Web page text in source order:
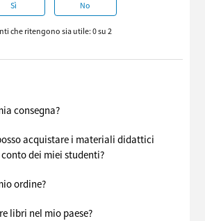
Sì No
che ritengono sia utile: 0 su 2
consegna?
acquistare i materiali didattici
dei miei studenti?
ordine?
libri nel mio paese?